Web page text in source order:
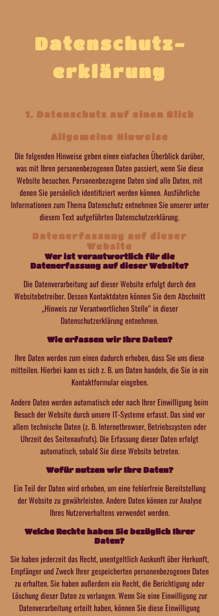
Datenschutz­
erklärung
1. Datenschutz auf einen Blick
Allgemeine Hinweise
Die folgenden Hinweise geben einen einfachen Überblick darüber,
was mit Ihren personenbezogenen Daten passiert, wenn Sie diese
Website besuchen. Personenbezogene Daten sind alle Daten, mit
denen Sie persönlich identifiziert werden können. Ausführliche
Informationen zum Thema Datenschutz entnehmen Sie unserer unter
diesem Text aufgeführten Datenschutzerklärung.
Datenerfassung auf dieser
Website
Wer ist verantwortlich für die
Datenerfassung auf dieser Website?
Die Datenverarbeitung auf dieser Website erfolgt durch den
Websitebetreiber. Dessen Kontaktdaten können Sie dem Abschnitt
„Hinweis zur Verantwortlichen Stelle“ in dieser
Datenschutzerklärung entnehmen.
Wie erfassen wir Ihre Daten?
Ihre Daten werden zum einen dadurch erhoben, dass Sie uns diese
mitteilen. Hierbei kann es sich z. B. um Daten handeln, die Sie in ein
Kontaktformular eingeben.
Andere Daten werden automatisch oder nach Ihrer Einwilligung beim
Besuch der Website durch unsere IT-Systeme erfasst. Das sind vor
allem technische Daten (z. B. Internetbrowser, Betriebssystem oder
Uhrzeit des Seitenaufrufs). Die Erfassung dieser Daten erfolgt
automatisch, sobald Sie diese Website betreten.
Wofür nutzen wir Ihre Daten?
Ein Teil der Daten wird erhoben, um eine fehlerfreie Bereitstellung
der Website zu gewährleisten. Andere Daten können zur Analyse
Ihres Nutzerverhaltens verwendet werden.
Welche Rechte haben Sie bezüglich Ihrer
Daten?
Sie haben jederzeit das Recht, unentgeltlich Auskunft über Herkunft,
Empfänger und Zweck Ihrer gespeicherten personenbezogenen Daten
zu erhalten. Sie haben außerdem ein Recht, die Berichtigung oder
Löschung dieser Daten zu verlangen. Wenn Sie eine Einwilligung zur
Datenverarbeitung erteilt haben, können Sie diese Einwilligung